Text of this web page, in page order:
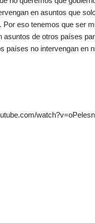
en asuntos que
Por eso tenemos que ser
asuntos de otros países
países no intervengan en